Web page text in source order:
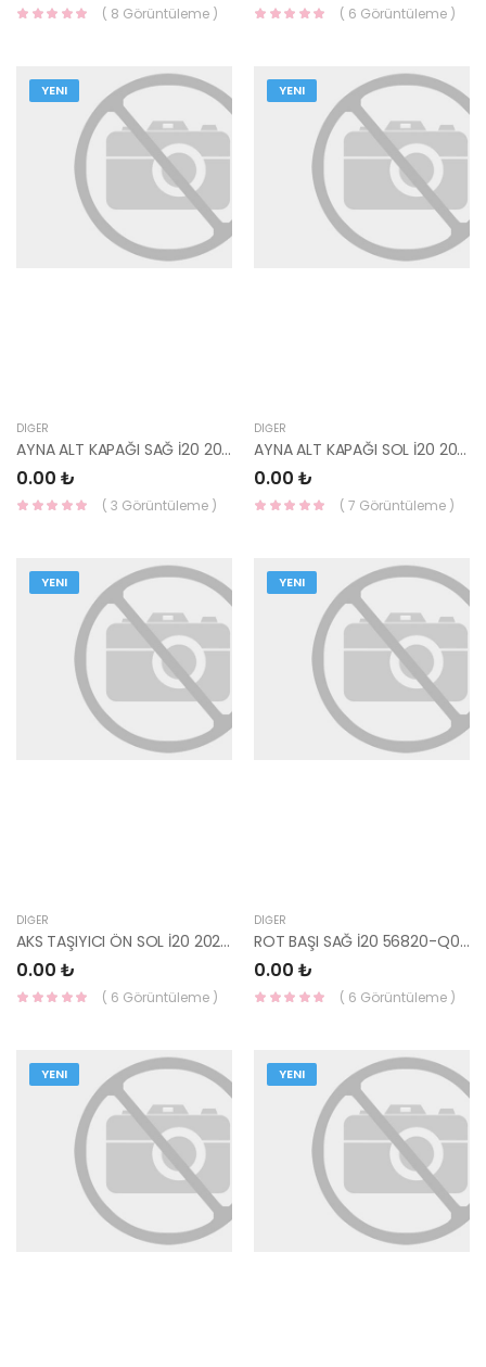
( 8 Görüntüleme ) ( 6 Görüntüleme )
YENI
DIĞER
AYNA ALT KAPAĞI SAĞ İ20 2020- 87628-Q0000-HMC
0.00 ₺
( 3 Görüntüleme )
YENI
DIĞER
AYNA ALT KAPAĞI SOL İ20 2020- 87618-Q0000-HMC
0.00 ₺
( 7 Görüntüleme )
YENI
DIĞER
AKS TAŞIYICI ÖN SOL İ20 2020- 51715-Q0000-HMC
0.00 ₺
( 6 Görüntüleme )
YENI
DIĞER
ROT BAŞI SAĞ İ20 56820-Q0000-HMC
0.00 ₺
( 6 Görüntüleme )
YENI YENI